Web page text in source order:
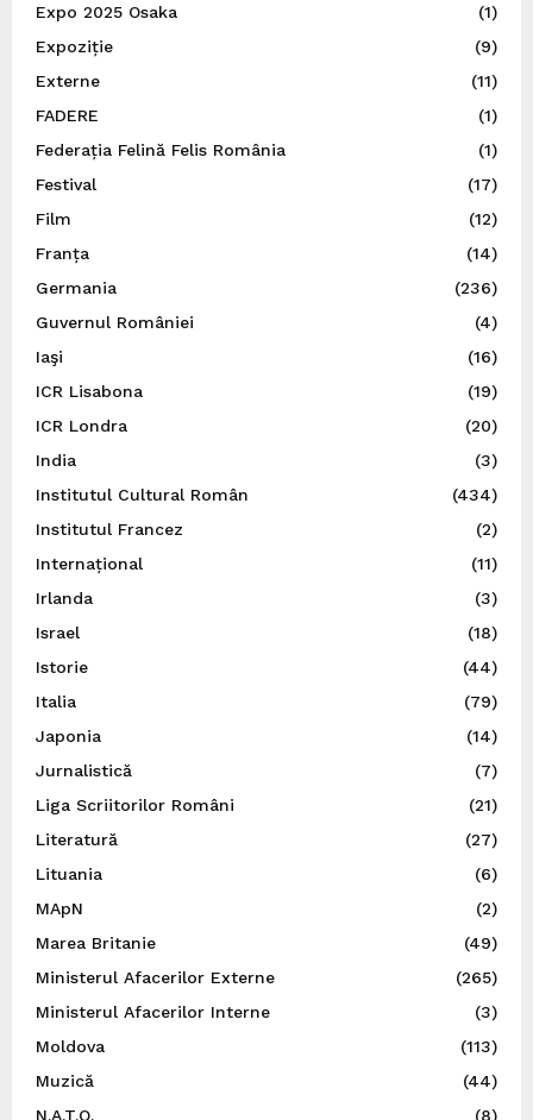
Expo 2025 Osaka
(1)
Expoziție
(9)
Externe
(11)
FADERE
(1)
Federația Felină Felis România
(1)
Festival
(17)
Film
(12)
Franța
(14)
Germania
(236)
Guvernul României
(4)
Iaşi
(16)
ICR Lisabona
(19)
ICR Londra
(20)
India
(3)
Institutul Cultural Român
(434)
Institutul Francez
(2)
Internațional
(11)
Irlanda
(3)
Israel
(18)
Istorie
(44)
Italia
(79)
Japonia
(14)
Jurnalistică
(7)
Liga Scriitorilor Români
(21)
Literatură
(27)
Lituania
(6)
MApN
(2)
Marea Britanie
(49)
Ministerul Afacerilor Externe
(265)
Ministerul Afacerilor Interne
(3)
Moldova
(113)
Muzică
(44)
N.A.T.O.
(8)